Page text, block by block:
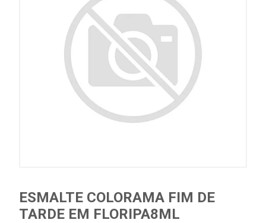
ESMALTE COLORAMA FIM DE
TARDE EM FLORIPA8ML